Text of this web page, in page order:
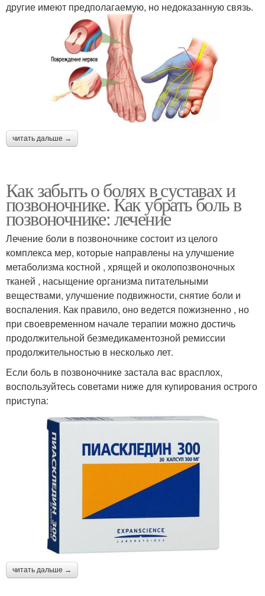
другие имеют предполагаемую, но недоказанную связь.
читать дальше →
Как забыть о болях в суставах и
позвоночнике. Как убрать боль в
позвоночнике: лечение
Лечение боли в позвоночнике состоит из целого
комплекса мер, которые направлены на улучшение
метаболизма костной , хрящей и околопозвоночных
тканей , насыщение организма питательными
веществами, улучшение подвижности, снятие боли и
воспаления. Как правило, оно ведется пожизненно , но
при своевременном начале терапии можно достичь
продолжительной безмедикаментозной ремиссии
продолжительностью в несколько лет.
Если боль в позвоночнике застала вас врасплох,
воспользуйтесь советами ниже для купирования острого
приступа:
читать дальше →